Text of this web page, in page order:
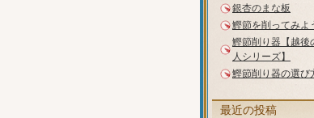
銀杏のまな板
鰹節を削ってみよ
鰹節削り器【越後
人シリーズ】
鰹節削り器の選び
最近の投稿